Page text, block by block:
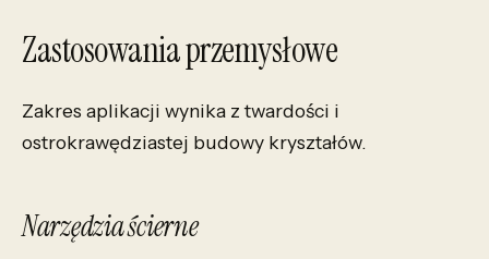
Zastosowania przemysłowe
Zakres aplikacji wynika z twardości i
ostrokrawędziastej budowy kryształów.
Narzędzia ścierne